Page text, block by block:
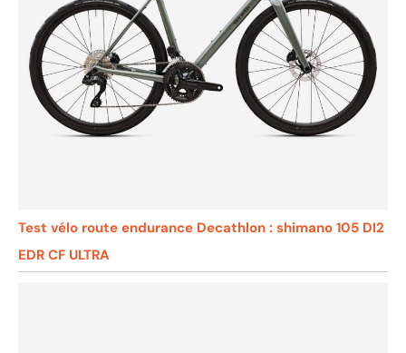
Test vélo route endurance Decathlon : shimano 105 DI2
EDR CF ULTRA